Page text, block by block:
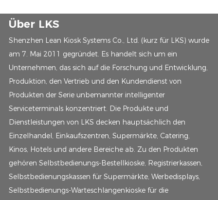
Über LKS
Shenzhen Lean Kiosk Systems Co., Ltd. (kurz für LKS) wurde
am 7. Mai 2011 gegründet. Es handelt sich um ein
Unternehmen, das sich auf die Forschung und Entwicklung,
Produktion, den Vertrieb und den Kundendienst von
Produkten der Serie unbemannter intelligenter
Serviceterminals konzentriert. Die Produkte und
Dienstleistungen von LKS decken hauptsächlich den
Einzelhandel, Einkaufszentren, Supermärkte, Catering,
Kinos, Hotels und andere Bereiche ab. Zu den Produkten
gehören Selbstbedienungs-Bestellkioske, Registrierkassen,
Selbstbedienungskassen für Supermärkte, Werbedisplays,
Selbstbedienungs-Warteschlangenkioske für die